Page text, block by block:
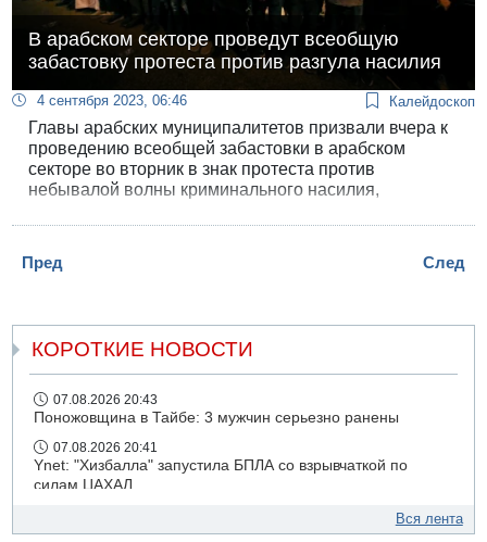
В арабском секторе проведут всеобщую
забастовку протеста против разгула насилия
4 сентября 2023, 06:46 Калейдоскоп
Главы арабских муниципалитетов призвали вчера к
проведению всеобщей забастовки в арабском
секторе во вторник в знак протеста против
небывалой волны криминального насилия,
Пред След
КОРОТКИЕ НОВОСТИ
07.08.2026 20:43
Поножовщина в Тайбе: 3 мужчин серьезно ранены
07.08.2026 20:41
Ynet: "Хизбалла" запустила БПЛА со взрывчаткой по
силам ЦАХАЛ
ДТП в Ашдоде: тяжело ранены двое маленьких детей
Вся лента